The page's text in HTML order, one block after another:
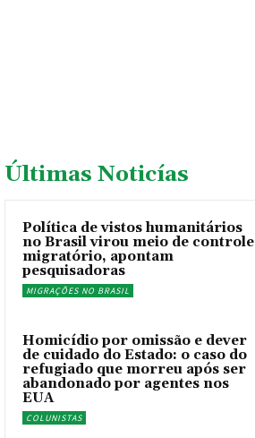
Últimas Noticías
Política de vistos humanitários
no Brasil virou meio de controle
migratório, apontam
pesquisadoras
MIGRAÇÕES NO BRASIL
Homicídio por omissão e dever
de cuidado do Estado: o caso do
refugiado que morreu após ser
abandonado por agentes nos
EUA
COLUNISTAS